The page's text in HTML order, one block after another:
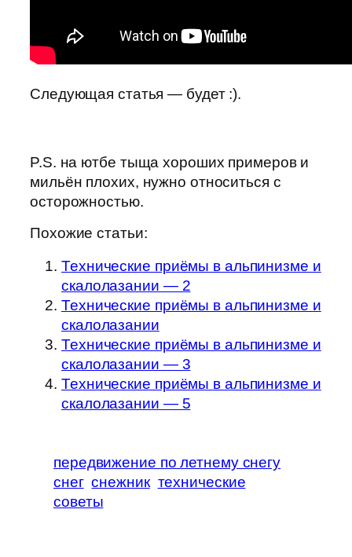
Следующая статья — будет :).
P.S. на ютбе тыща хороших примеров и
мильён плохих, нужно относиться с
осторожностью.
Похожие статьи:
Технические приёмы в альпинизме и
скалолазании — 2
Технические приёмы в альпинизме и
скалолазании
Технические приёмы в альпинизме и
скалолазании — 3
Технические приёмы в альпинизме и
скалолазании — 5
передвижение по летнему снегу
снег снежник технические
советы